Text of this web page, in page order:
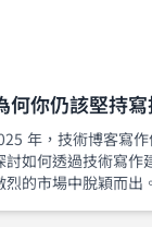
何你仍該堅持寫
年，技術博客寫
如何透過技術寫作
的市場中脫穎而出